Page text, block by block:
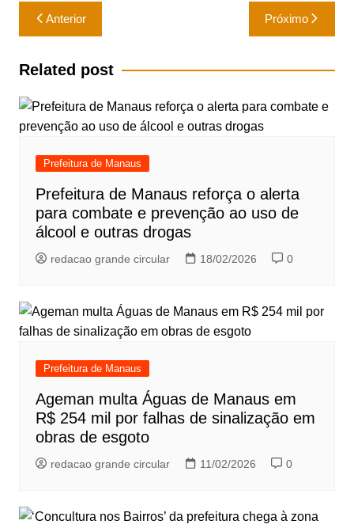
Navegação
de
Post
Anterior Próximo
Related post
Prefeitura de Manaus
Prefeitura de Manaus reforça o alerta
para combate e prevenção ao uso de
álcool e outras drogas
redacao grande circular 18/02/2026 0
Prefeitura de Manaus
Ageman multa Águas de Manaus em
R$ 254 mil por falhas de sinalização em
obras de esgoto
redacao grande circular 11/02/2026 0